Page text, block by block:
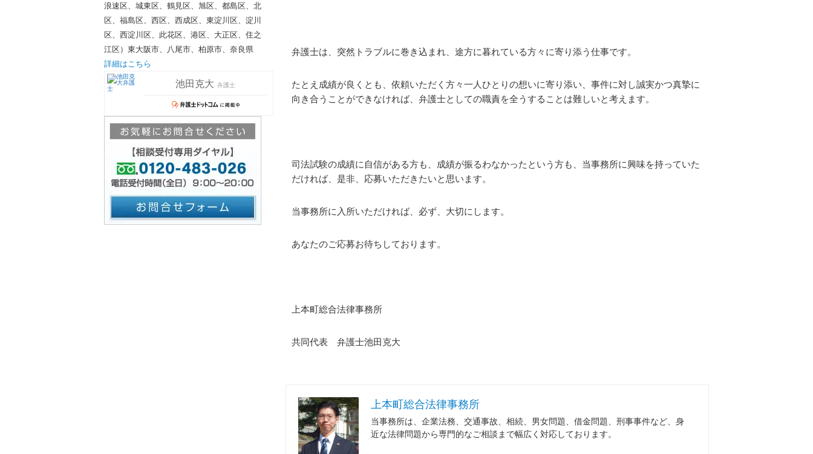
弁護士は、突然トラブルに巻き込まれ、途方に暮れている方々に寄り添う仕事です。
たとえ成績が良くとも、依頼いただく方々一人ひとりの想いに寄り添い、事件に対し誠実かつ真摯に
向き合うことができなければ、弁護士としての職責を全うすることは難しいと考えます。
司法試験の成績に自信がある方も、成績が振るわなかったという方も、当事務所に興味を持っていた
だければ、是非、応募いただきたいと思います。
当事務所に入所いただければ、必ず、大切にします。
あなたのご応募お待ちしております。
上本町総合法律事務所
共同代表 弁護士池田克大
上本町総合法律事務所
当事務所は、企業法務、交通事故、相続、男女問題、借金問題、刑事事件など、身
近な法律問題から専門的なご相談まで幅広く対応しております。
浪速区、城東区、鶴見区、旭区、都島区、北
区、福島区、西区、西成区、東淀川区、淀川
区、西淀川区、此花区、港区、大正区、住之
江区）東大阪市、八尾市、柏原市、奈良県
詳細はこちら